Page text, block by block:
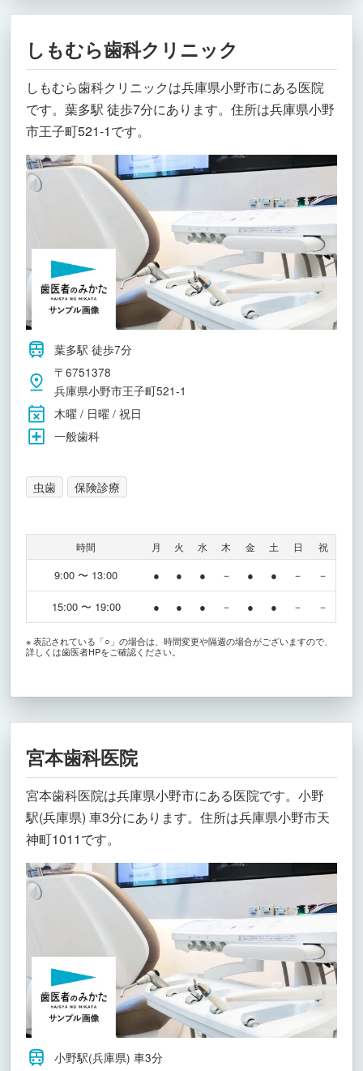
しもむら歯科クリニック
しもむら歯科クリニックは兵庫県小野市にある医院
です。葉多駅 徒歩7分にあります。住所は兵庫県小野
市王子町521-1です。
葉多駅 徒歩7分
〒6751378
兵庫県小野市王子町521-1
木曜 / 日曜 / 祝日
一般歯科
虫歯 保険診療
時間 月 火 水 木 金 土 日 祝
9:00 〜 13:00 ● ● ● － ● ● － －
15:00 〜 19:00 ● ● ● － ● ● － －
※ 表記されている「○」の場合は、時間変更や隔週の場合がございますので、
詳しくは歯医者HPをご確認ください。
宮本歯科医院
宮本歯科医院は兵庫県小野市にある医院です。小野
駅(兵庫県) 車3分にあります。住所は兵庫県小野市天
神町1011です。
小野駅(兵庫県) 車3分